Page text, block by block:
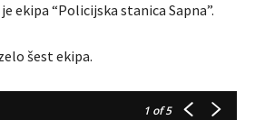
ekipa “Policijska stanica Sapna”.
šest ekipa.
1 of 5